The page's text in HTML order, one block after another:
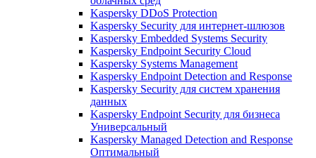
Kaspersky DDoS Protection
Kaspersky Security для интернет-шлюзов
Kaspersky Embedded Systems Security
Kaspersky Endpoint Security Cloud
Kaspersky Systems Management
Kaspersky Endpoint Detection and Response
Kaspersky Security для систем хранения
данных
Kaspersky Endpoint Security для бизнеса
Универсальный
Kaspersky Managed Detection and Response
Оптимальный